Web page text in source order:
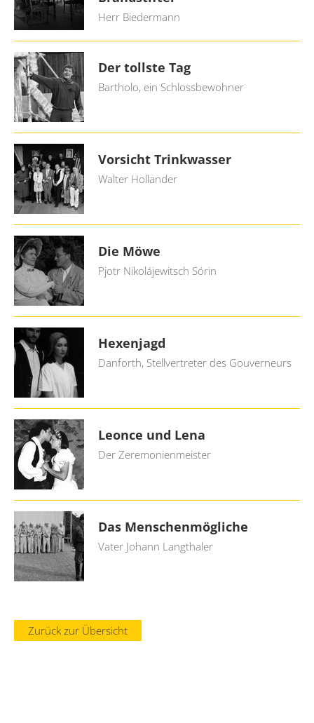
Herr Biedermann
Der tollste Tag
Bartholo, ein Schlossbewohner
Vorsicht Trinkwasser
Walter Hollander
Die Möwe
Pjotr Nikolájewitsch Sórin
Hexenjagd
Danforth, Stellvertreter des Gouverneurs
Leonce und Lena
Der Zeremonienmeister
Das Menschenmögliche
Vater Johann Langthaler
Zurück zur Übersicht